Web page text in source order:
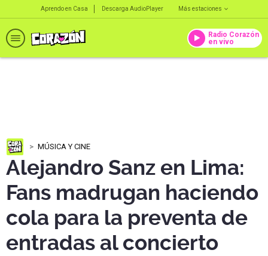
Aprendo en Casa Descarga AudioPlayer Más estaciones
Radio Corazón
en vivo
MÚSICA Y CINE
Alejandro Sanz en Lima:
Fans madrugan haciendo
cola para la preventa de
entradas al concierto